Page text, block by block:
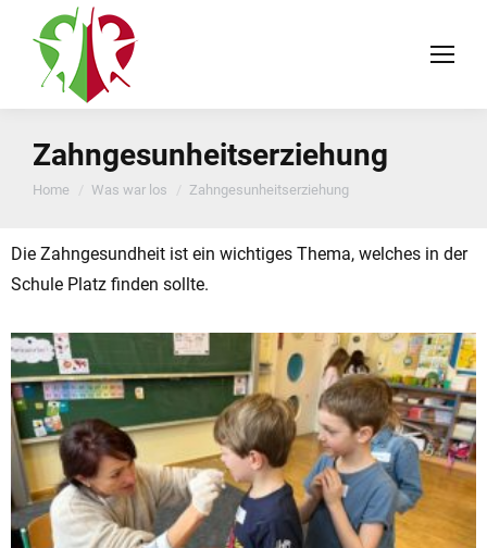
Zahngesunheitserziehung
You are here:
Home Was war los Zahngesunheitserziehung
Die Zahngesundheit ist ein wichtiges Thema, welches in der
Schule Platz finden sollte.